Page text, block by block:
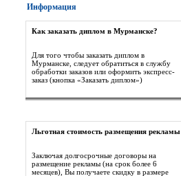
Информация
Как заказать диплом в Мурманске?
Для того чтобы заказать диплом в
Мурманске, следует обратиться в службу
обработки заказов или оформить экспресс-
заказ (кнопка «Заказать диплом»)
Льготная стоимость размещения рекламы
Заключая долгосрочные договоры на
размещение рекламы (на срок более 6
месяцев), Вы получаете скидку в размере